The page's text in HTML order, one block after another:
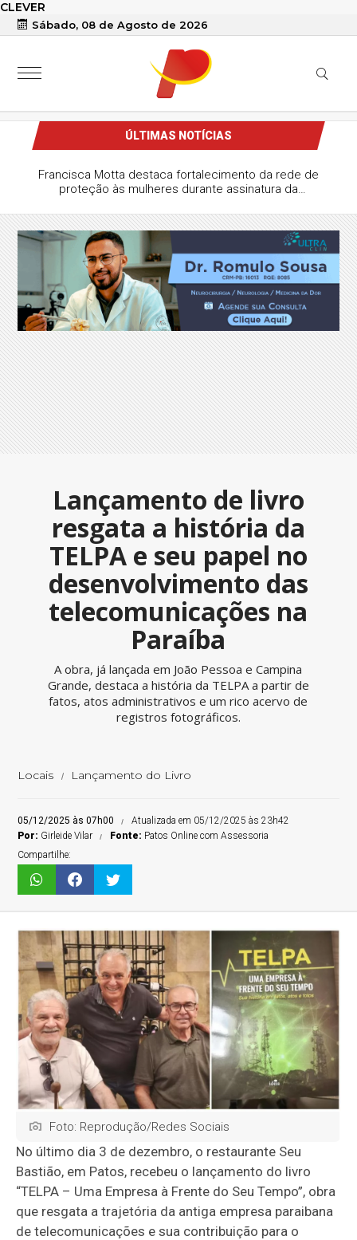
CLEVER
Sábado, 08 de Agosto de 2026
ÚLTIMAS NOTÍCIAS
Francisca Motta destaca fortalecimento da rede de
proteção às mulheres durante assinatura da
Lançamento de livro
resgata a história da
TELPA e seu papel no
desenvolvimento das
telecomunicações na
Paraíba
A obra, já lançada em João Pessoa e Campina
Grande, destaca a história da TELPA a partir de
fatos, atos administrativos e um rico acervo de
registros fotográficos.
Locais Lançamento do Livro
05/12/2025 às 07h00
Atualizada em 05/12/2025 às 23h42
Por: Girleide Vilar Fonte: Patos Online com Assessoria
Compartilhe:
Foto: Reprodução/Redes Sociais
No último dia 3 de dezembro, o restaurante Seu
Bastião, em Patos, recebeu o lançamento do livro
“TELPA – Uma Empresa à Frente do Seu Tempo”, obra
que resgata a trajetória da antiga empresa paraibana
de telecomunicações e sua contribuição para o